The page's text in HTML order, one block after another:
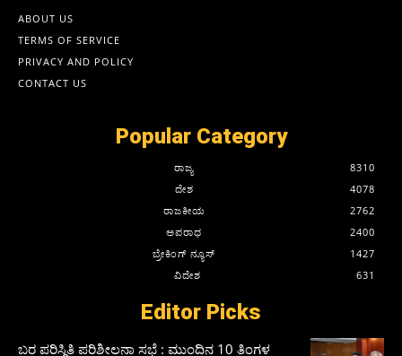
ABOUT US
TERMS OF SERVICE
PRIVACY AND POLICY
CONTACT US
Popular Category
ರಾಜ್ಯ
8310
ದೇಶ
4078
ರಾಜಕೀಯ
2762
ಅಪರಾಧ
2400
ಬ್ರೇಕಿಂಗ್ ನ್ಯೂಸ್
1427
ವಿದೇಶ
631
Editor Picks
ಬರ ಪರಿಸ್ಥಿತಿ ಪರಿಶೀಲನಾ ಸಭೆ : ಮುಂದಿನ 10 ತಿಂಗಳ